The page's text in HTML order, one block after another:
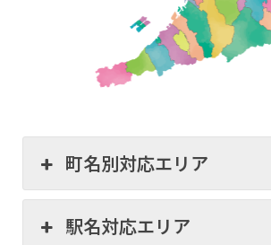
町名別対応エリア
駅名対応エリア